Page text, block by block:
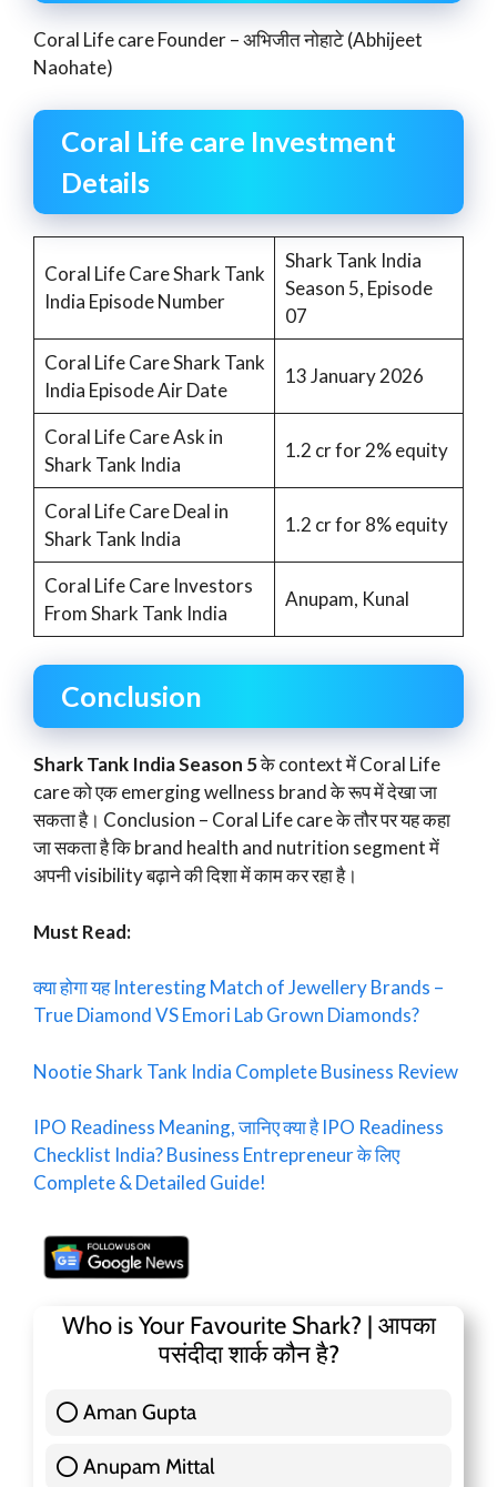
Coral Life care Founder – अभिजीत नोहाटे (Abhijeet
Naohate)
Coral Life care Investment
Details
Coral Life Care Shark Tank
India Episode Number
Shark Tank India
Season 5, Episode
07
Coral Life Care Shark Tank
India Episode Air Date
13 January 2026
Coral Life Care Ask in
Shark Tank India
1.2 cr for 2% equity
Coral Life Care Deal in
Shark Tank India
1.2 cr for 8% equity
Coral Life Care Investors
From Shark Tank India
Anupam, Kunal
Conclusion
Shark Tank India Season 5के context में Coral Life
care को एक emerging wellness brand के रूप में देखा जा
सकता है। Conclusion – Coral Life care के तौर पर यह कहा
जा सकता है कि brand health and nutrition segment में
अपनी visibility बढ़ाने की दिशा में काम कर रहा है।
Must Read:
क्या होगा यह Interesting Match of Jewellery Brands –
True Diamond VS Emori Lab Grown Diamonds?
Nootie Shark Tank India Complete Business Review
IPO Readiness Meaning, जानिए क्या है IPO Readiness
Checklist India? Business Entrepreneur के लिए
Complete & Detailed Guide!
Who is Your Favourite Shark? | आपका
पसंदीदा शार्क कौन है?
Aman Gupta
Anupam Mittal